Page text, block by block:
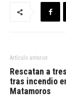
Artículo anterior
Rescatan a
tras incendio
Matamoros